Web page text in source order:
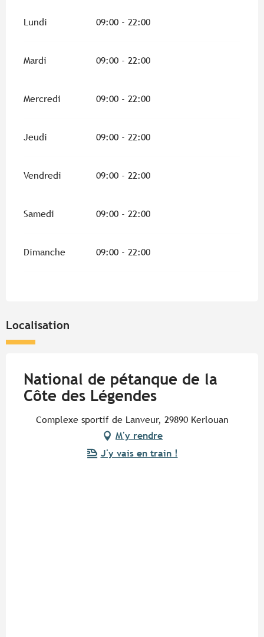
Lundi 09:00 - 22:00
Mardi 09:00 - 22:00
Mercredi 09:00 - 22:00
Jeudi 09:00 - 22:00
Vendredi 09:00 - 22:00
Samedi 09:00 - 22:00
Dimanche 09:00 - 22:00
Localisation
National de pétanque de la
Côte des Légendes
Complexe sportif de Lanveur, 29890 Kerlouan
M'y rendre
J'y vais en train !